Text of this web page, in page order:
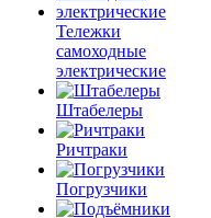
Тележки
самоходные
электрические
Штабелеры
Ричтраки
Погрузчики